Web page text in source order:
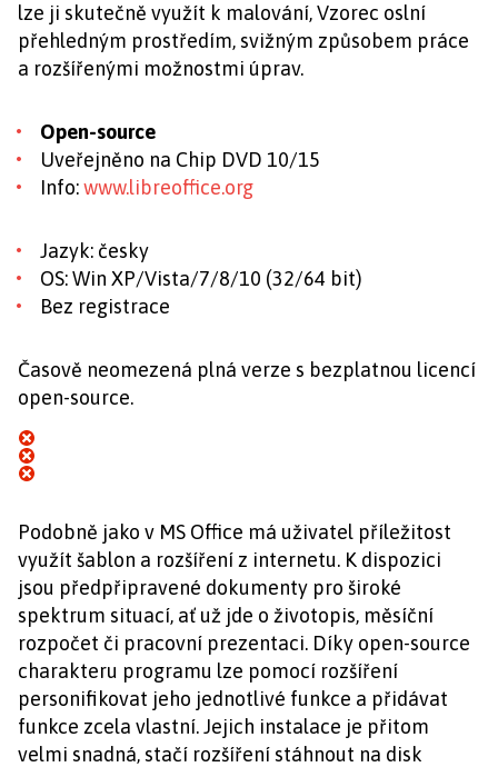
lze ji skutečně využít k malování, Vzorec oslní
přehledným prostředím, svižným způsobem práce
a rozšířenými možnostmi úprav.
Open-source
Uveřejněno na Chip DVD 10/15
Info:www.libreoffice.org
Jazyk: česky
OS: Win XP/Vista/7/8/10 (32/64 bit)
Bez registrace
Časově neomezená plná verze s bezplatnou licencí
open-source.
Podobně jako v MS Office má uživatel příležitost
využít šablon a rozšíření z internetu. K dispozici
jsou předpřipravené dokumenty pro široké
spektrum situací, ať už jde o životopis, měsíční
rozpočet či pracovní prezentaci. Díky open-source
charakteru programu lze pomocí rozšíření
personifikovat jeho jednotlivé funkce a přidávat
funkce zcela vlastní. Jejich instalace je přitom
velmi snadná, stačí rozšíření stáhnout na disk